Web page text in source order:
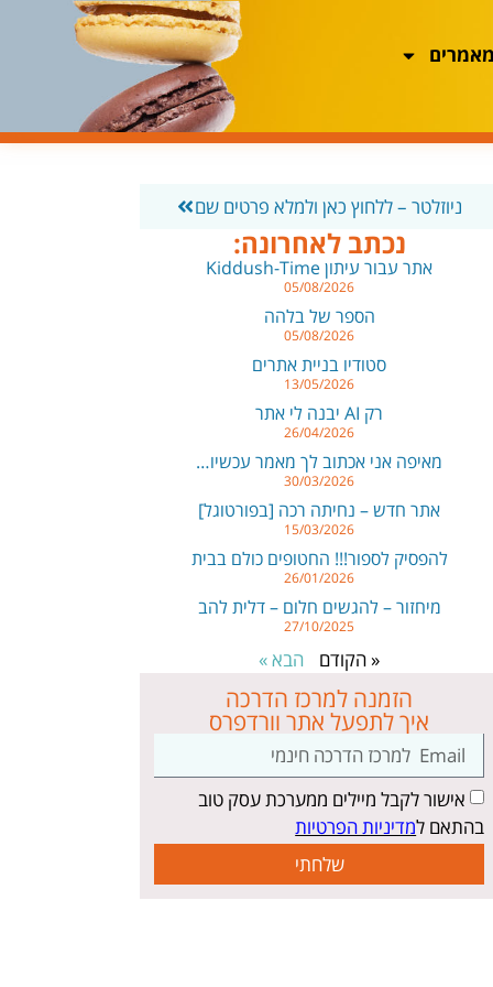
ניוזלטר – ללחוץ כאן ולמלא פרטים שם
נכתב לאחרונה:
אתר עבור עיתון Kiddush-Time
05/08/2026
הספר של בלהה
05/08/2026
סטודיו בניית אתרים
13/05/2026
רק AI יבנה לי אתר
26/04/2026
מאיפה אני אכתוב לך מאמר עכשיו…
30/03/2026
אתר חדש – נחיתה רכה [בפורטוגל]
15/03/2026
להפסיק לספור!!! החטופים כולם בבית
26/01/2026
מיחזור – להגשים חלום – דלית להב
27/10/2025
« הקודם הבא »
הזמנה למרכז הדרכה
איך לתפעל אתר וורדפרס
אישור לקבל מיילים ממערכת עסק טוב
בהתאם למדיניות הפרטיות
שלחתי